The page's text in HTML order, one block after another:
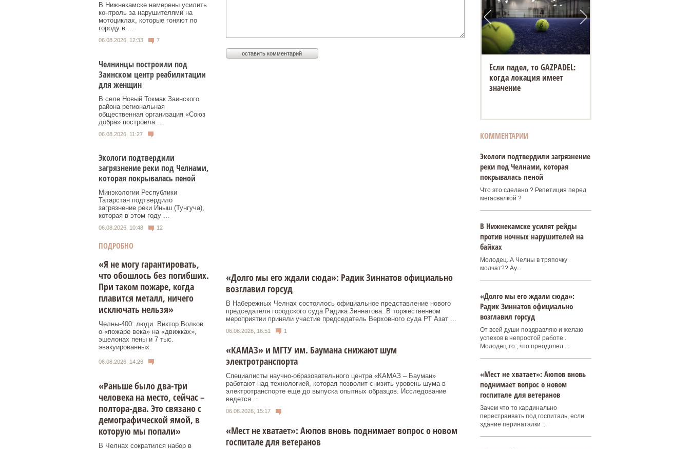
В Нижнекамске намерены усилить
контроль за нарушителями на
мотоциклах, которые гоняют по
городу в ...
06.08.2026, 12:33 7
Челнинцы построили под
Заинском центр реабилитации
для женщин
В селе Новый Токмак Заинского
района региональная
общественная организация «Союз
добра» построила ...
06.08.2026, 11:27
Экологи подтвердили
загрязнение реки под Челнами,
которая покрывалась пеной
Минэкологии Республики
Татарстан подтвердило
загрязнение реки Иныш (Тунгуча),
которая в этом году ...
06.08.2026, 10:48 12
ПОДРОБНО
«Я не могу гарантировать,
что обошлось без погибших.
При таком пожаре, когда
плавится металл, ничего
исключать нельзя»
Челны-400: люди. Виктор Волков
о «пожаре века» на «движках»,
эшелонах пены и 7 тыс.
эвакуированных.
06.08.2026, 14:26
«Раньше было два-три
человека на место, сейчас –
полтора-два. Это связано с
демографической ямой, в
которую мы попали»
В Челнах сократился набор в
«Долго мы его ждали сюда»: Радик Зиннатов официально
возглавил горсуд
В Набережных Челнах состоялось официальное представление нового
председателя городского суда Радика Зиннатова. В торжественном
мероприятии приняли участие председатель Верховного суда РТ Азат ...
06.08.2026, 16:51 1
«КАМАЗ» и МГТУ им. Баумана снижают шум
электротранспорта
Специалисты научно-образовательного центра «КАМАЗ – Бауман»
работают над технологией, которая позволит снизить уровень шума в
электротранспорте еще до выпуска опытных образцов. Исследование
ведется ...
06.08.2026, 15:17
«Мест не хватает»: Аюпов вновь поднимает вопрос о новом
госпитале для ветеранов
Если падел, то GAZPADEL:
когда локация имеет
значение
КОММЕНТАРИИ
Экологи подтвердили загрязнение
реки под Челнами, которая
покрывалась пеной
Что это сделано ? Репетиция перед
мегасвалкой ?
В Нижнекамске усилят рейды
против ночных нарушителей на
байках
Молодец..А Челны в тряпочку
молчат?? Ау...
«Долго мы его ждали сюда»:
Радик Зиннатов официально
возглавил горсуд
От всей души поздравляю и желаю
успехов в непростой работе .
Молодец то , что преодолел ...
«Мест не хватает»: Аюпов вновь
поднимает вопрос о новом
госпитале для ветеранов
Зачем что то кардинально
перестраивать под госпиталь, если
здание перинаталки ...